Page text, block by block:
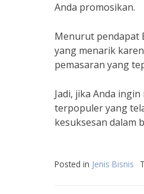
Anda promosikan.
Menurut pendapat
yang menarik
pemasaran yang
Jadi, jika Anda
terpopuler yang
kesuksesan dalam
Posted in Jenis Bisnis